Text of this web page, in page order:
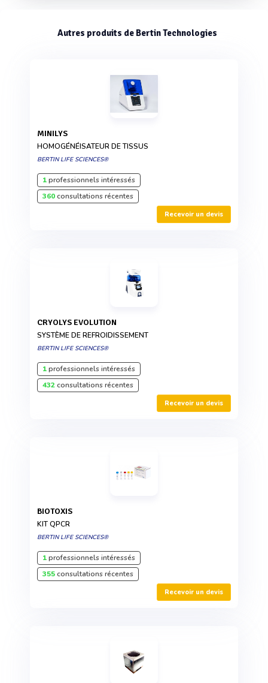
Autres produits de Bertin Technologies
MINILYS
HOMOGÉNÉISATEUR DE TISSUS
BERTIN LIFE SCIENCES®
1professionnels intéressés
360consultations récentes
Recevoir un devis
CRYOLYS EVOLUTION
SYSTÈME DE REFROIDISSEMENT
BERTIN LIFE SCIENCES®
1professionnels intéressés
432consultations récentes
Recevoir un devis
BIOTOXIS
KIT QPCR
BERTIN LIFE SCIENCES®
1professionnels intéressés
355consultations récentes
Recevoir un devis